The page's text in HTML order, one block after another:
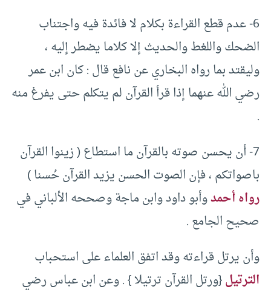
6- عدم قطع القراءة بكلام لا فائدة فيه واجتناب
الضحك واللغط والحديث إلا كلاما يضطر إليه ،
وليقتد بما رواه البخاري عن نافع قال : كان ابن عمر
رضي الله عنهما إذا قرأ القرآن لم يتكلم حتى يفرغ منه
.
7- أن يحسن صوته بالقرآن ما استطاع ( زينوا القرآن
باصواتكم ، فإن الصوت الحسن يزيد القرآن حُسنا )
رواه أحمدوأبو داود وابن ماجة وصححه الألباني في
صحيح الجامع .
وأن يرتل قراءته وقد اتفق العلماء على استحباب
الترتيل{ورتل القرآن ترتيلا } . وعن ابن عباس رضي